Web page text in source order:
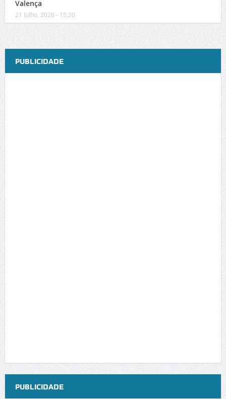
Valença
21 Julho, 2026 - 15:20
PUBLICIDADE
PUBLICIDADE